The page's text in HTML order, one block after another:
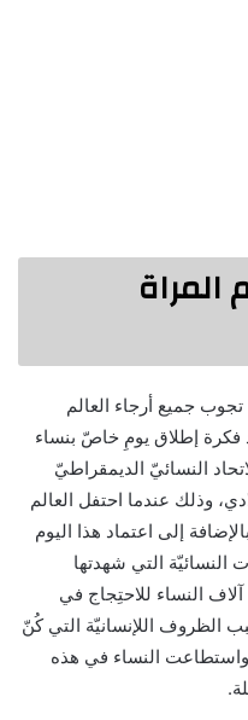
جميع أرجاء العالم
فكرة إطلاق يومِ خاصّ بنساء
النسائيّ الديمقراطيّ
في باريس منذ عام 1945ميلادي، وذلك عندما احتفل العالم
إلى اعتماد هذا اليوم
النسائيّة التي شهدتها
النساء للاحتِجاج في
منذ عام 1856م، بسبب الظروف اللإنسانيّة التي كُنّ
النساء في هذه